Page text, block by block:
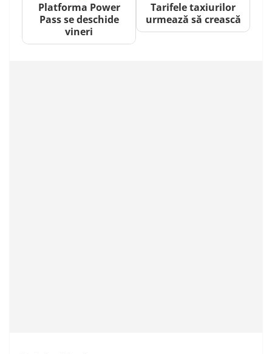
Platforma Power
Pass se deschide
vineri
Tarifele taxiurilor
urmează să crească